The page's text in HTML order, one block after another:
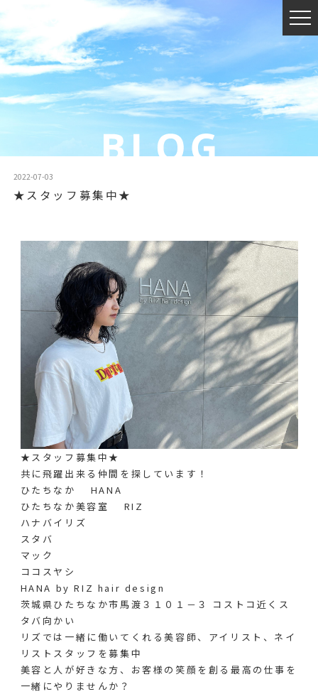
2022-07-03
★スタッフ募集中★
★スタッフ募集中★
共に飛躍出来る仲間を探しています！
ひたちなか HANA
ひたちなか美容室 RIZ
ハナバイリズ
スタバ
マック
ココスヤシ
HANA by RIZ hair design
茨城県ひたちなか市馬渡３１０１－３ コストコ近くス
タバ向かい
リズでは一緒に働いてくれる美容師、アイリスト、ネイ
リストスタッフを募集中
美容と人が好きな方、お客様の笑顔を創る最高の仕事を
一緒にやりませんか？